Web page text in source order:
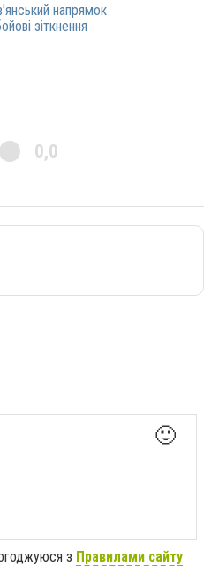
напрямок
зіткнення
0,0
🙂
з Правилами сайту